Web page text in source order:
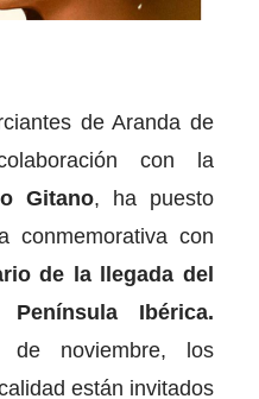
de Aranda de
con la
Gitano, ha puesto
conmemorativa con
de la llegada del
Ibérica.
noviembre, los
están invitados